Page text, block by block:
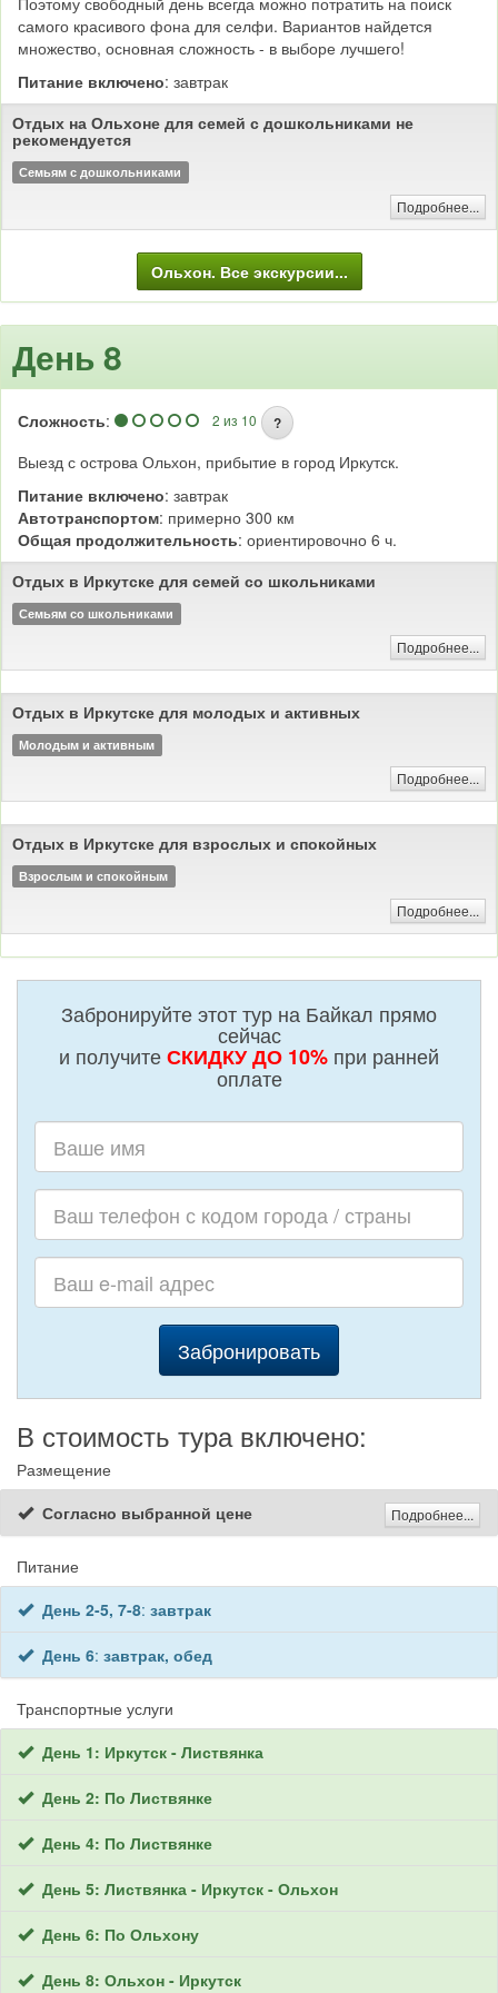
самого красивого фона для селфи. Вариантов найдется
множество, основная сложность - в выборе лучшего!
Питание включено: завтрак
Отдых на Ольхоне для семей с дошкольниками не
рекомендуется
Семьям с дошкольниками
Подробнее...
Ольхон. Все экскурсии...
День 8
Сложность: 2 из 10 ?
Выезд с острова Ольхон, прибытие в город Иркутск.
Питание включено: завтрак
Автотранспортом: примерно 300 км
Общая продолжительность: ориентировочно 6 ч.
Отдых в Иркутске для семей со школьниками
Семьям со школьниками
Подробнее...
Отдых в Иркутске для молодых и активных
Молодым и активным
Подробнее...
Отдых в Иркутске для взрослых и спокойных
Взрослым и спокойным
Подробнее...
Забронируйте этот тур на Байкал прямо
сейчас
и получитеСКИДКУ ДО 10% при ранней
оплате
Забронировать
В стоимость тура включено:
Размещение
Согласно выбранной цене
Подробнее...
Питание
День 2-5, 7-8: завтрак
День 6: завтрак, обед
Транспортные услуги
День 1: Иркутск - Листвянка
День 2: По Листвянке
День 4: По Листвянке
День 5: Листвянка - Иркутск - Ольхон
День 6: По Ольхону
День 8: Ольхон - Иркутск